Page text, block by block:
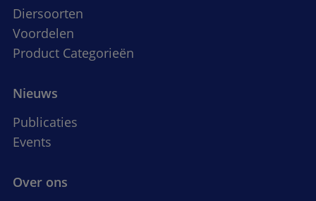
Diersoorten
Voordelen
Product Categorieën
Nieuws
Publicaties
Events
Over ons